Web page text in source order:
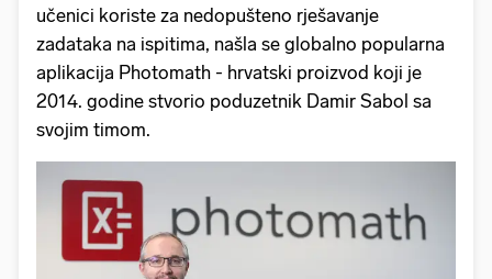
učenici koriste za nedopušteno rješavanje
zadataka na ispitima, našla se globalno popularna
aplikacija Photomath - hrvatski proizvod koji je
2014. godine stvorio poduzetnik Damir Sabol sa
svojim timom.